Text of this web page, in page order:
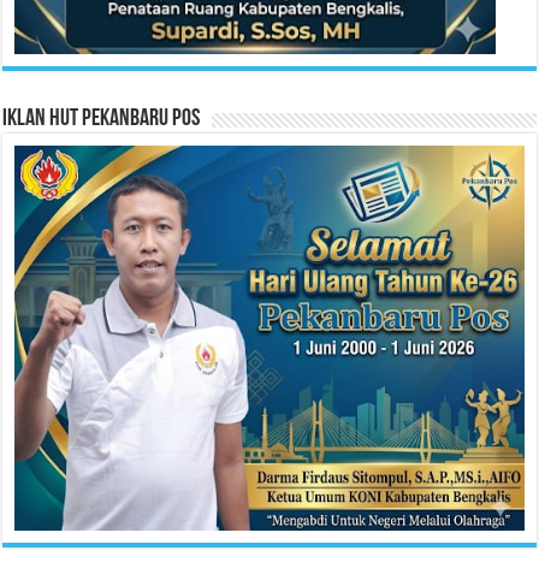
Iklan HUT Pekanbaru Pos